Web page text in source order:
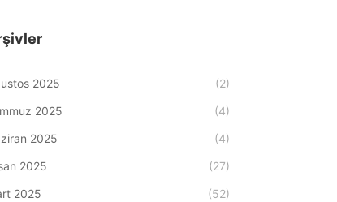
2025
(2)
2025
(4)
2025
(4)
2025
(27)
2025
(52)